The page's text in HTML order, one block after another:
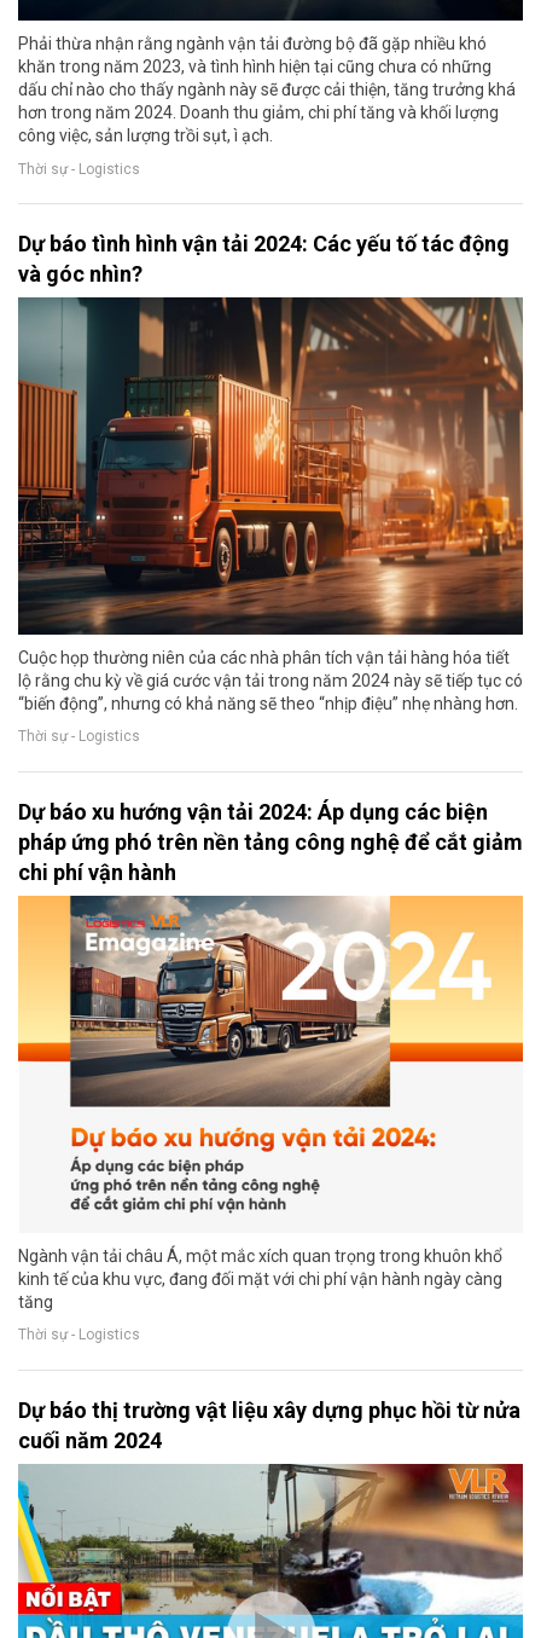
Phải thừa nhận rằng ngành vận tải đường bộ đã gặp nhiều khó
khăn trong năm 2023, và tình hình hiện tại cũng chưa có những
dấu chỉ nào cho thấy ngành này sẽ được cải thiện, tăng trưởng khá
hơn trong năm 2024. Doanh thu giảm, chi phí tăng và khối lượng
công việc, sản lượng trồi sụt, ì ạch.
Thời sự - Logistics
Dự báo tình hình vận tải 2024: Các yếu tố tác động
và góc nhìn?
Cuộc họp thường niên của các nhà phân tích vận tải hàng hóa tiết
lộ rằng chu kỳ về giá cước vận tải trong năm 2024 này sẽ tiếp tục có
“biến động”, nhưng có khả năng sẽ theo “nhịp điệu” nhẹ nhàng hơn.
Thời sự - Logistics
Dự báo xu hướng vận tải 2024: Áp dụng các biện
pháp ứng phó trên nền tảng công nghệ để cắt giảm
chi phí vận hành
Ngành vận tải châu Á, một mắc xích quan trọng trong khuôn khổ
kinh tế của khu vực, đang đối mặt với chi phí vận hành ngày càng
tăng
Thời sự - Logistics
Dự báo thị trường vật liệu xây dựng phục hồi từ nửa
cuối năm 2024